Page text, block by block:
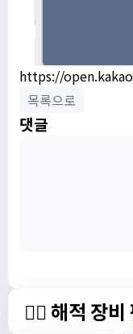
https://
목록으로
댓글
🏴‍☠️ 해적 장비